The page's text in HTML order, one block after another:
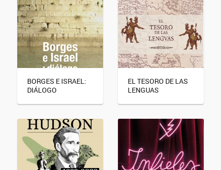
BORGES E ISRAEL:
DIÁLOGO
EL TESORO DE LAS
LENGUAS